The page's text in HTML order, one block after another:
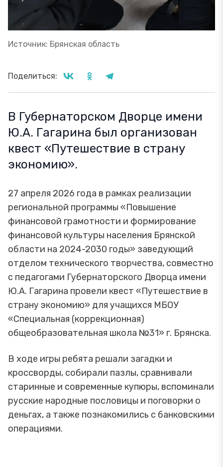
Источник: Брянская область
Поделиться:
В Губернаторском Дворце имени
Ю.А. Гагарина был организован
квест «Путешествие в страну
экономию».
27 апреля 2026 года в рамках реализации
региональной программы «Повышение
финансовой грамотности и формирование
финансовой культуры населения Брянской
области на 2024-2030 годы» заведующий
отделом технического творчества, совместно
с педагогами Губернаторского Дворца имени
Ю.А. Гагарина провели квест «Путешествие в
страну экономию» для учащихся МБОУ
«Специальная (коррекционная)
общеобразовательная школа №31» г. Брянска.
В ходе игры ребята решали загадки и
кроссворды, собирали пазлы, сравнивали
старинные и современные купюры, вспоминали
русские народные пословицы и поговорки о
деньгах, а также познакомились с банковскими
операциями.